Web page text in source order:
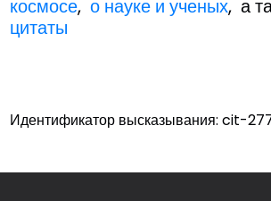
космосе,о науке и ученых, а
цитаты
Идентификатор высказывания: cit-